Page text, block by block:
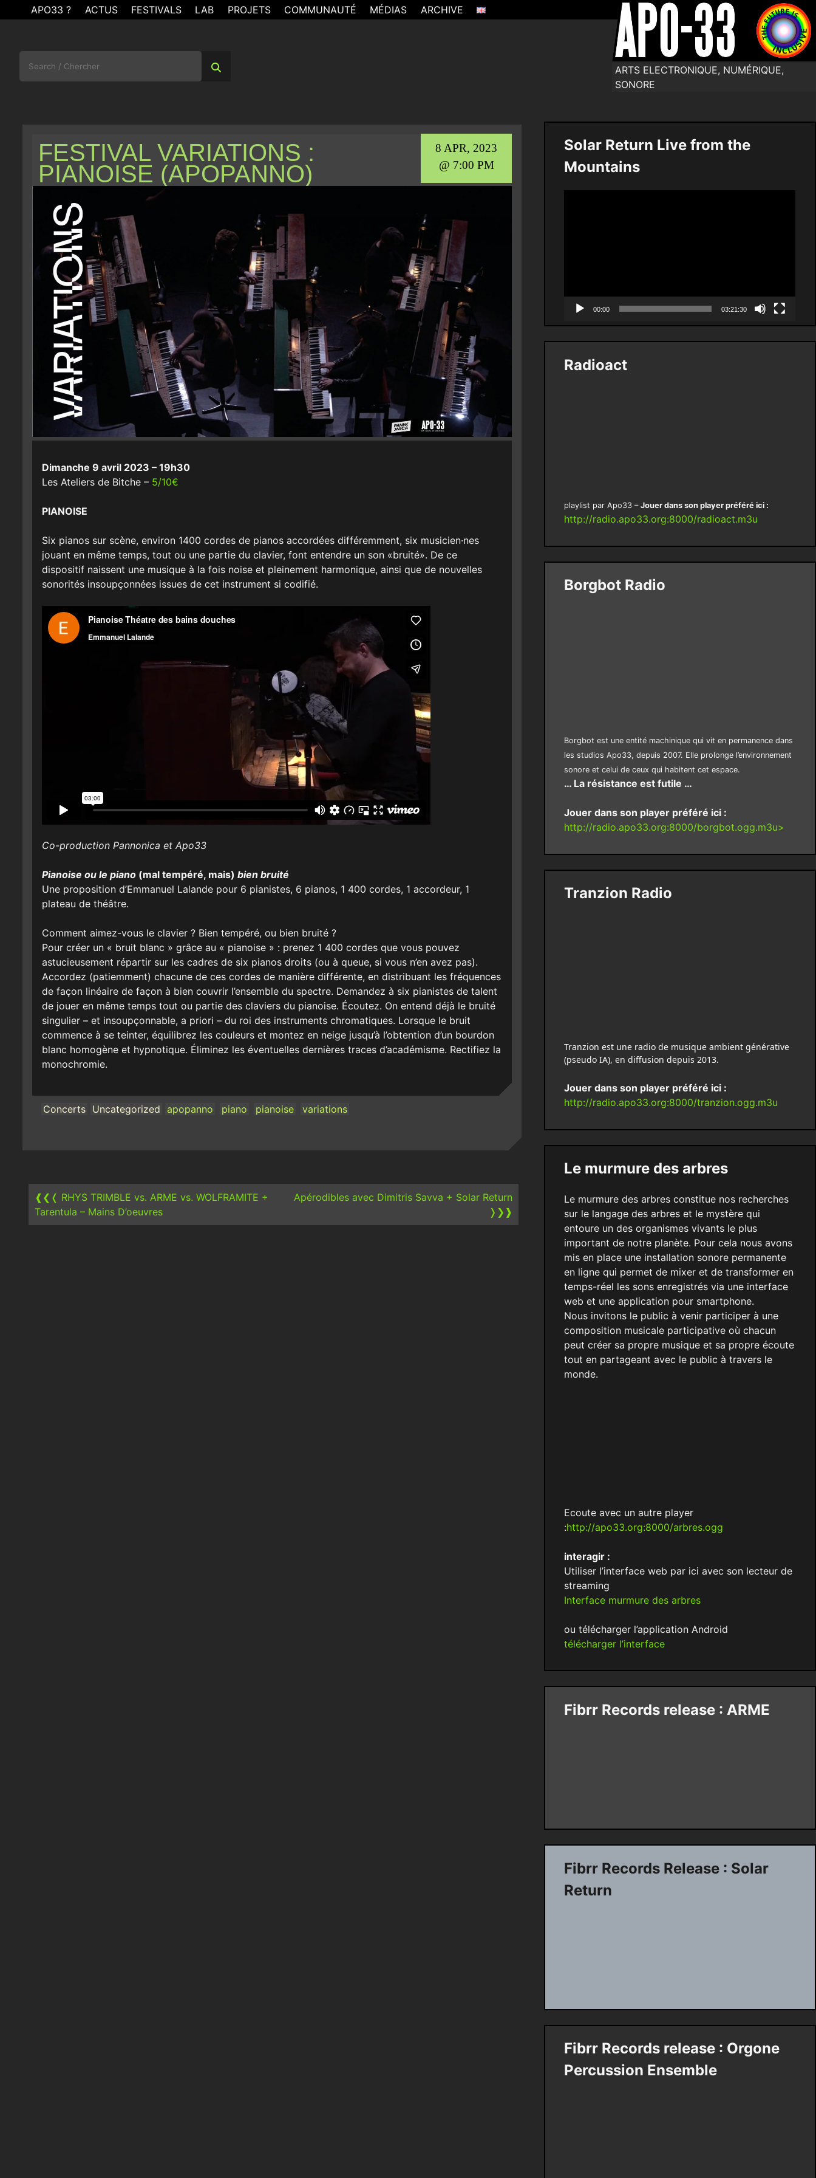
to
ARTS ELECTRONIQUE, NUMÉRIQUE,
SONORE
APO33 ? ACTUS FESTIVALS LAB PROJETS COMMUNAUTÉ MÉDIAS ARCHIVE
for:
8 APR, 2023
@ 7:00 PM
FESTIVAL VARIATIONS :
PIANOISE (APOPANNO)
Dimanche 9 avril 2023 – 19h30
Les Ateliers de Bitche – 5/10€
PIANOISE
Six pianos sur scène, environ 1400 cordes de pianos accordées différemment, six musicien·nes
jouant en même temps, tout ou une partie du clavier, font entendre un son «bruité». De ce
dispositif naissent une musique à la fois noise et pleinement harmonique, ainsi que de nouvelles
sonorités insoupçonnées issues de cet instrument si codifié.
Co-production Pannonica et Apo33
Pianoise ou le piano(mal tempéré, mais) bien bruité
Une proposition d’Emmanuel Lalande pour 6 pianistes, 6 pianos, 1 400 cordes, 1 accordeur, 1
plateau de théâtre.
Comment aimez-vous le clavier ? Bien tempéré, ou bien bruité ?
Pour créer un « bruit blanc » grâce au « pianoise » : prenez 1 400 cordes que vous pouvez
astucieusement répartir sur les cadres de six pianos droits (ou à queue, si vous n’en avez pas).
Accordez (patiemment) chacune de ces cordes de manière différente, en distribuant les fréquences
de façon linéaire de façon à bien couvrir l’ensemble du spectre. Demandez à six pianistes de talent
de jouer en même temps tout ou partie des claviers du pianoise. Écoutez. On entend déjà le bruité
singulier – et insoupçonnable, a priori – du roi des instruments chromatiques. Lorsque le bruit
commence à se teinter, équilibrez les couleurs et montez en neige jusqu’à l’obtention d’un bourdon
blanc homogène et hypnotique. Éliminez les éventuelles dernières traces d’académisme. Rectifiez la
monochromie.
Concerts Uncategorized apopanno piano pianoise variations
navigation
❰❮❬ RHYS TRIMBLE vs. ARME vs. WOLFRAMITE +
Tarentula – Mains D’oeuvres
Apérodibles avec Dimitris Savva + Solar Return
❭❯❱
Solar Return Live from the
Mountains
00:00 03:21:30
Radioact
playlist par Apo33 –Jouer dans son player préféré ici :
http://radio.apo33.org:8000/radioact.m3u
Borgbot Radio
Borgbot est une entité machinique qui vit en permanence dans
les studios Apo33, depuis 2007. Elle prolonge l’environnement
sonore et celui de ceux qui habitent cet espace.
… La résistance est futile …
Jouer dans son player préféré ici :
http://radio.apo33.org:8000/borgbot.ogg.m3u>
Tranzion Radio
Tranzion est une radio de musique ambient générative
(pseudo IA), en diffusion depuis 2013.
Jouer dans son player préféré ici :
http://radio.apo33.org:8000/tranzion.ogg.m3u
Le murmure des arbres
Le murmure des arbres constitue nos recherches
sur le langage des arbres et le mystère qui
entoure un des organismes vivants le plus
important de notre planète. Pour cela nous avons
mis en place une installation sonore permanente
en ligne qui permet de mixer et de transformer en
temps-réel les sons enregistrés via une interface
web et une application pour smartphone.
Nous invitons le public à venir participer à une
composition musicale participative où chacun
peut créer sa propre musique et sa propre écoute
tout en partageant avec le public à travers le
monde.
Ecoute avec un autre player
:http://apo33.org:8000/arbres.ogg
interagir :
Utiliser l’interface web par ici avec son lecteur de
streaming
Interface murmure des arbres
ou télécharger l’application Android
télécharger l’interface
Fibrr Records release : ARME
Fibrr Records Release : Solar
Return
Fibrr Records release : Orgone
Percussion Ensemble